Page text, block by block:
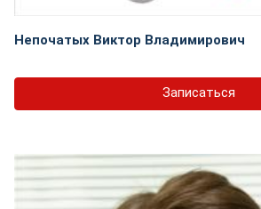
Непочатых Виктор Владимирович
Записаться